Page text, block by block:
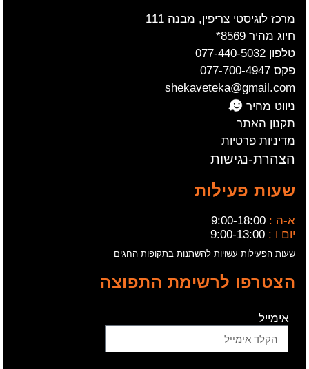
מרכז לוגיסטי צריפין, מבנה 111
חיוג מהיר 8569*
טלפון 077-440-5032
פקס 077-700-4947
shekaveteka@gmail.com
ניווט מהיר
תקנון האתר
מדיניות פרטיות
הצהרת-נגישות
שעות פעילות
א-ה : 9:00-18:00
יום ו : 9:00-13:00
שעות הפעילות עשויות להשתנות בתקופות החגים
הצטרפו לרשימת התפוצה
אימייל